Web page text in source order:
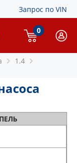
Запрос по VIN
0
1.4